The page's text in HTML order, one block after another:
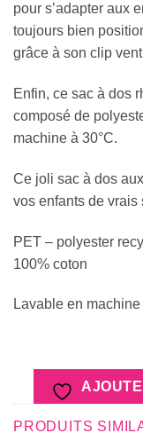
pour s’adapter aux
toujours bien
grâce à son clip
Enfin, ce sac à dos
composé de
machine à 30°C.
Ce joli sac à dos
vos enfants de vrais
PET – polyester
100% coton
Lavable en
PRODUITS